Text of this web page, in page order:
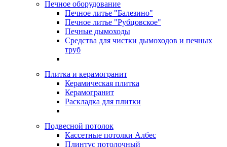
Печное оборудование
Печное литье "Балезино"
Печное литье "Рубцовское"
Печные дымоходы
Средства для чистки дымоходов и печных
труб
Плитка и керамогранит
Керамическая плитка
Керамогранит
Раскладка для плитки
Подвесной потолок
Кассетные потолки Албес
Плинтус потолочный